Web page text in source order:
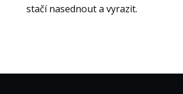
stačí nasednout a vyrazit.